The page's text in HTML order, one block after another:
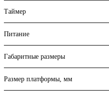
Таймер
Питание
Габаритные размеры
Размер платформы, мм